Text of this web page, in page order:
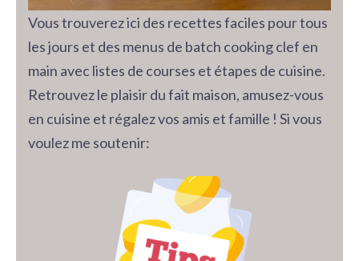
Vous trouverez ici des recettes faciles pour tous
les jours et des menus de batch cooking clef en
main avec listes de courses et étapes de cuisine.
Retrouvez le plaisir du fait maison, amusez-vous
en cuisine et régalez vos amis et famille ! Si vous
voulez me soutenir: